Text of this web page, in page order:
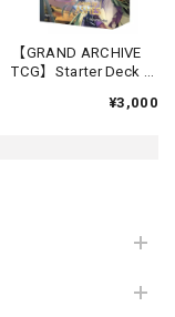
【GRAND ARCHIVE
TCG】Starter Deck -
Ashes】《英語版》
¥3,000